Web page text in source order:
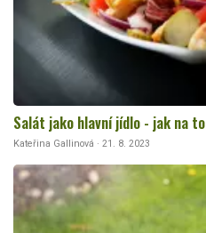
Salát jako hlavní jídlo - jak na to
Kateřina Gallinová · 21. 8. 2023